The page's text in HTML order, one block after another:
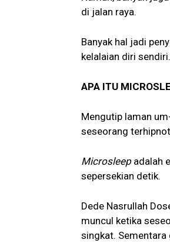
di jalan raya.
Banyak hal jadi
kelalaian diri
APA ITU
Mengutip laman
seseorang
Microsleepadalah
sepersekian detik.
Dede Nasrullah
muncul ketika
singkat. Sementara